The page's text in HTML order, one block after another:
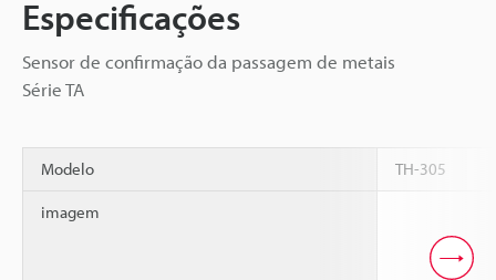
Especificações
Sensor de confirmação da passagem de metais
Série TA
Modelo TH-305
imagem